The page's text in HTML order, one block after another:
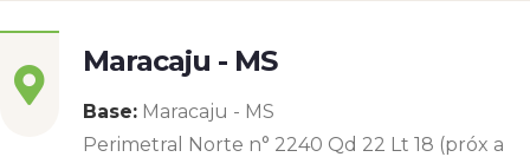
Maracaju - MS
Base: Maracaju - MS
Perimetral Norte n° 2240 Qd 22 Lt 18 (próx a